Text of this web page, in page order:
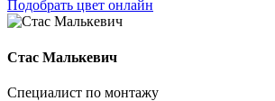
Подобрать цвет онлайн
Стас Малькевич
Специалист по монтажу